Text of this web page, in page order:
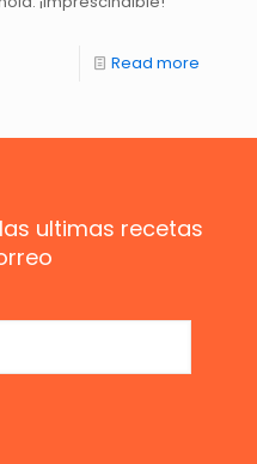
Read more
ultimas recetas